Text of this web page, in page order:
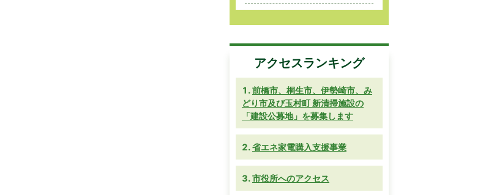
アクセスランキング
前橋市、桐生市、伊勢崎市、み
どり市及び玉村町 新清掃施設の
「建設公募地」を募集します
省エネ家電購入支援事業
市役所へのアクセス